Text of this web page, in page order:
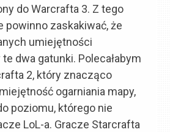
do Warcrafta 3. Z tego
powinno zaskakiwać, że
umiejętności
dwa gatunki. Polecałabym
2, który znacząco
ogarniania mapy,
poziomu, którego nie
LoL-a. Gracze Starcrafta